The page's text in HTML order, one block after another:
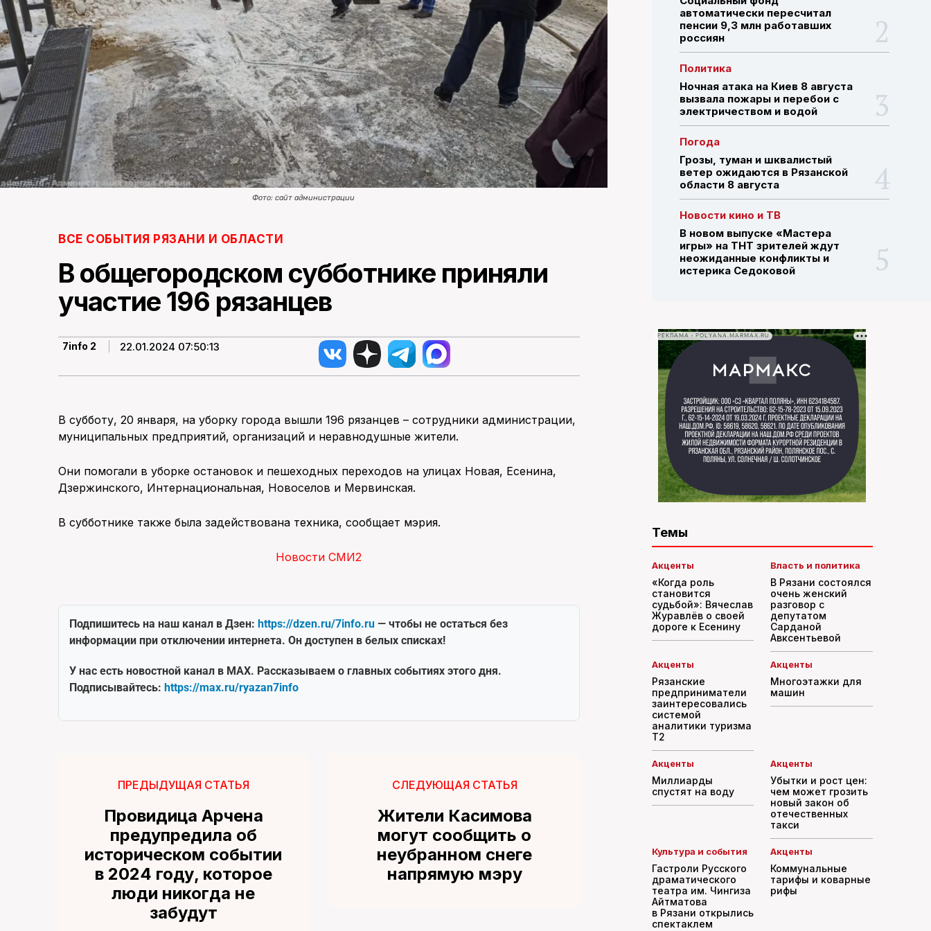
ПОИСК ПО САЙТУ
Фото: сайт администрации
ВСЕ СОБЫТИЯ РЯЗАНИ И ОБЛАСТИ
В общегородском субботнике приняли
участие 196 рязанцев
7info 2 22.01.2024 07:50:13
В субботу, 20 января, на уборку города вышли 196 рязанцев – сотрудники администрации,
муниципальных предприятий, организаций и неравнодушные жители.
Они помогали в уборке остановок и пешеходных переходов на улицах Новая, Есенина,
Дзержинского, Интернациональная, Новоселов и Мервинская.
В субботнике также была задействована техника, сообщает мэрия.
Новости СМИ2
Подпишитесь на наш канал в Дзен: https://dzen.ru/7info.ru — чтобы не остаться без
информации при отключении интернета. Он доступен в белых списках!
У нас есть новостной канал в MAX. Рассказываем о главных событиях этого дня.
Подписывайтесь: https://max.ru/ryazan7info
ПРЕДЫДУЩАЯ СТАТЬЯ
Провидица Арчена
предупредила об
историческом событии
в 2024 году, которое
люди никогда не
забудут
СЛЕДУЮЩАЯ СТАТЬЯ
Жители Касимова
могут сообщить о
неубранном снеге
напрямую мэру
автоматически пересчитал
пенсии 9,3 млн работавших
россиян
Политика
Ночная атака на Киев 8 августа
вызвала пожары и перебои с
электричеством и водой
Погода
Грозы, туман и шквалистый
ветер ожидаются в Рязанской
области 8 августа
Новости кино и ТВ
В новом выпуске «Мастера
игры» на ТНТ зрителей ждут
неожиданные конфликты и
истерика Седоковой
РЕКЛАМА • POLYANA.MARMAX.RU
Темы
Акценты
«Когда роль
становится
судьбой»: Вячеслав
Журавлёв о своей
дороге к Есенину
Власть и политика
В Рязани состоялся
очень женский
разговор с
депутатом
Сарданой
Авксентьевой
Акценты
Рязанские
предприниматели
заинтересовались
системой
аналитики туризма
T2
Акценты
Многоэтажки для
машин
Акценты
Миллиарды
спустят на воду
Акценты
Убытки и рост цен:
чем может грозить
новый закон об
отечественных
такси
Культура и события
Гастроли Русского
драматического
театра им. Чингиза
Айтматова
в Рязани открылись
спектаклем
Акценты
Коммунальные
тарифы и коварные
рифы